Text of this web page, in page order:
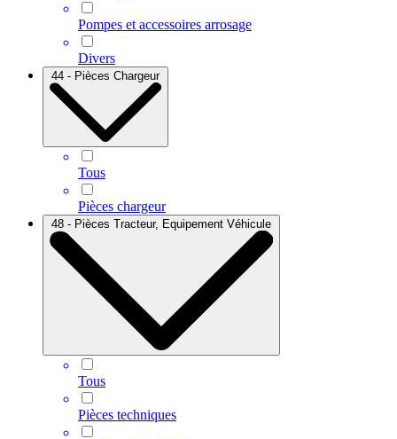
Pompes et accessoires arrosage
Divers
44 - Pièces Chargeur
Tous
Pièces chargeur
48 - Pièces Tracteur, Equipement Véhicule
Tous
Pièces techniques